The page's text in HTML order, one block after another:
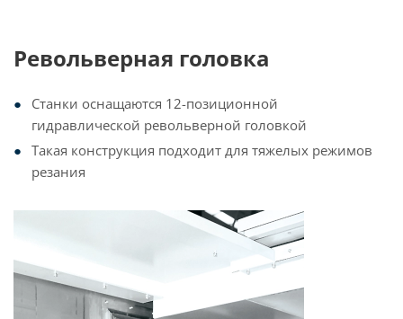
Револьверная головка
Станки оснащаются 12-позиционной
гидравлической револьверной головкой
Такая конструкция подходит для тяжелых режимов
резания